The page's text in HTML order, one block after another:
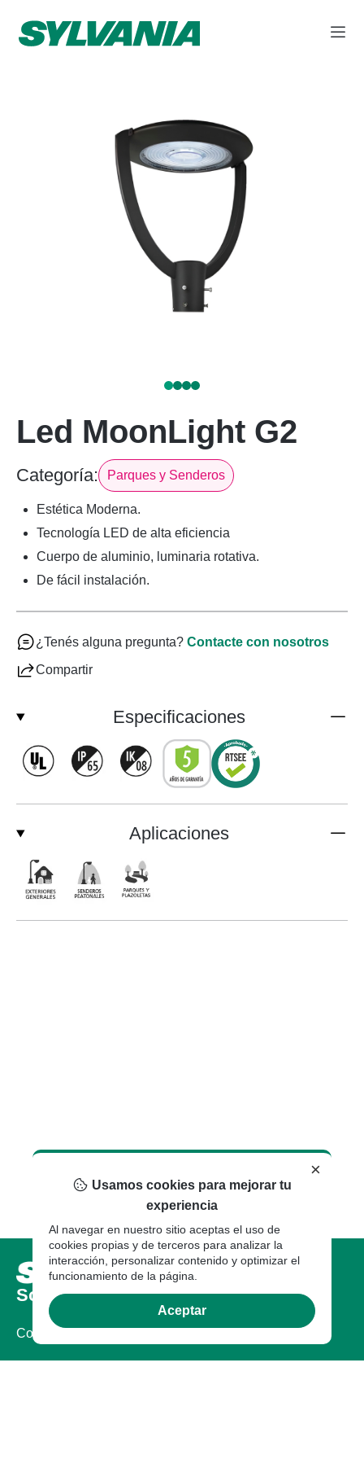
Led MoonLight G2
Categoría: Parques y Senderos
Estética Moderna.
Tecnología LED de alta eficiencia
Cuerpo de aluminio, luminaria rotativa.
De fácil instalación.
¿Tenés alguna pregunta? Contacte con nosotros
Compartir
Especificaciones
Aplicaciones
Sobre nosotros
Compañia
×
Usamos cookies para mejorar tu
experiencia
Al navegar en nuestro sitio aceptas el uso de
cookies propias y de terceros para analizar la
interacción, personalizar contenido y optimizar el
funcionamiento de la página.
Aceptar